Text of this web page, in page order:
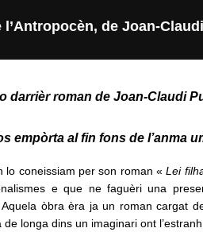
de Joan-
darrièr roman de Joan-Claudi
empòrta al fin fons de l’anma
per son roman «Lei
e que ne faguèri una
òbra èra ja un roman cargat
longa dins un imaginari ont